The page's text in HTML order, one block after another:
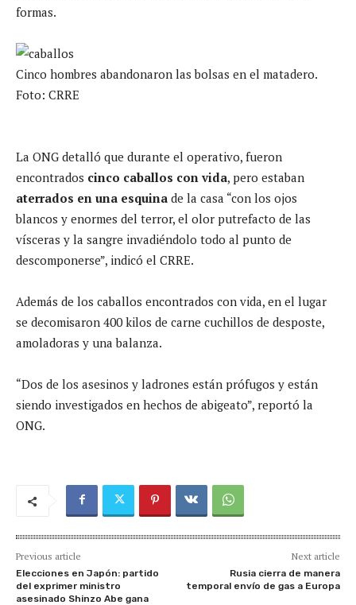
formas.
Cinco hombres abandonaron las bolsas en el matadero.
Foto: CRRE
La ONG detalló que durante el operativo, fueron
encontrados cinco caballos con vida, pero estaban
aterrados en una esquina de la casa “con los ojos
blancos y enormes del terror, el olor putrefacto de las
vísceras y la sangre invadiéndolo todo al punto de
descomponerse”, indicó el CRRE.
Además de los caballos encontrados con vida, en el lugar
se decomisaron 400 kilos de carne cuchillos de desposte,
amoladoras y una balanza.
“Dos de los asesinos y ladrones están prófugos y están
siendo investigados en hechos de abigeato”, reportó la
ONG.
Previous article
Elecciones en Japón: partido
del exprimer ministro
asesinado Shinzo Abe gana
Next article
Rusia cierra de manera
temporal envío de gas a Europa